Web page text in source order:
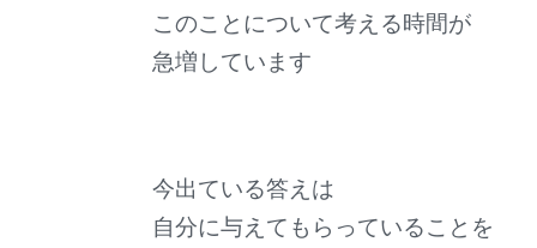
このことについて考える時間が
急増しています
今出ている答えは
自分に与えてもらっていることを